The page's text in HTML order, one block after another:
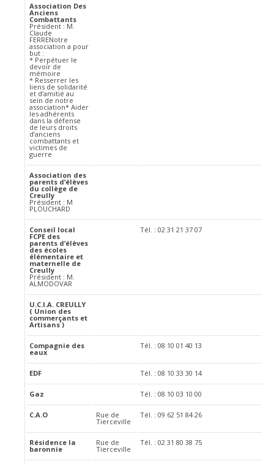
Association Des
Anciens
Combattants
Président : M.
Claude
FERRENotre
association a pour
but :
* Perpétuer le
devoir de
mémoire
* Resserrer les
liens de solidarité
et d’amitié au
sein de notre
association* Aider
les adhérents
dans la défense
de leurs droits
d’anciens
combattants et
victimes de
guerre
Association des
parents d’élèves
du collège de
Creully
Président : M
PLOUCHARD
Conseil local
FCPE des
parents d’élèves
des écoles
élémentaire et
maternelle de
Creully
Président : M.
ALMODOVAR
Tél. : 02 31 21 37 07
U.C.I.A. CREULLY
( Union des
commerçants et
Artisans )
Compagnie des
eaux
Tél. : 08 10 01 40 13
EDF Tél. : 08 10 33 30 14
Gaz Tél. : 08 10 03 10 00
C.A.O Rue de
Tierceville
Tél. : 09 62 51 84 26
Résidence la
baronnie
Rue de
Tierceville
Tél. : 02 31 80 38 75